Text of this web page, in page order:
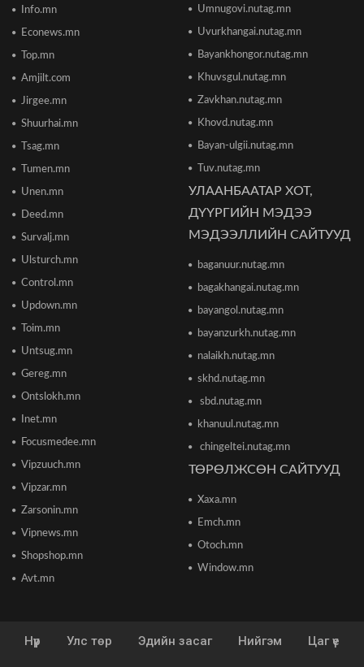
2026/06/16 15:28
Парламент хар тамхины хэргийн ялын
2026/06/16 15:49
Ши Жиньпин Монголд айлчилна
"The MongolZ" баг IEM Cologne Major-2026
тэмцээнийг гуравдугаар шатнаас
2026/06/16 12:43
ТЦА: Согтуугаар автомашин жолоодож долоон
тээврийн хэрэгсэл мөргөсөн этгээдийг
2026/06/16 12:47
Дэлхийн банк 2026 оны дэлхийн эдийн засгийн
өсөлтийн төсөөллөө бууруулжээ
2026/06/12 18:05
Европын Төв банк 2023 оноос хойш анх удаа
2026/06/12 15:05
Богдхан ууланд хортон шавж устгалын бодис
цагаа өнгөрөөхгүй байхыг зөвлөв
Улаанбаатар хотын инженер хангамжийн
Энэ сарын 15-наас 10 аймагт загас агнах
Info.mn
Econews.mn
Top.mn
Amjilt.com
Jirgee.mn
Shuurhai.mn
Tsag.mn
Tumen.mn
Unen.mn
Deed.mn
Survalj.mn
Ulsturch.mn
Control.mn
Updown.mn
Toim.mn
Untsug.mn
Gereg.mn
Ontslokh.mn
Inet.mn
Focusmedee.mn
Vipzuuch.mn
Vipzar.mn
Zarsonin.mn
Vipnews.mn
Shopshop.mn
Avt.mn
Umnugovi.nutag.mn
Uvurkhangai.nutag.mn
Bayankhongor.nutag.mn
Khuvsgul.nutag.mn
Zavkhan.nutag.mn
Khovd.nutag.mn
Bayan-ulgii.nutag.mn
Tuv.nutag.mn
УЛААНБААТАР ХОТ,
ДҮҮРГИЙН МЭДЭЭ
МЭДЭЭЛЛИЙН САЙТУУД
baganuur.nutag.mn
bagakhangai.nutag.mn
bayangol.nutag.mn
bayanzurkh.nutag.mn
nalaikh.nutag.mn
skhd.nutag.mn
sbd.nutag.mn
khanuul.nutag.mn
chingeltei.nutag.mn
ТӨРӨЛЖСӨН САЙТУУД
Xaxa.mn
Emch.mn
Otoch.mn
Window.mn
Нүүр Улс төр Эдийн засаг Нийгэм Цаг үе